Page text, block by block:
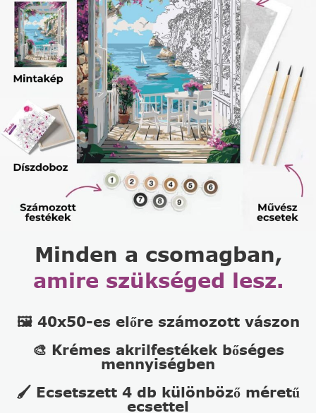
Minden a csomagban,
amire szükséged lesz.
🖼️ 40x50-es előre számozott vászon
🎨 Krémes akrilfestékek bőséges
mennyiségben
🖌️ Ecsetszett 4 db különböző méretű
ecsettel